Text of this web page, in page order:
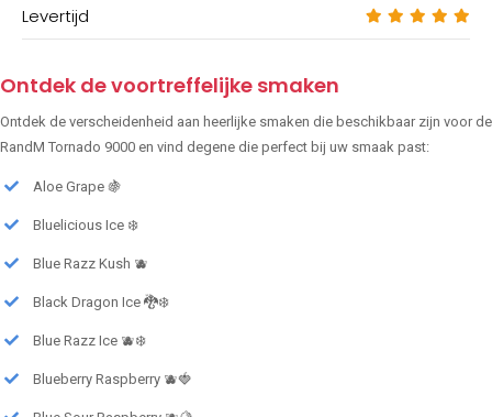
Levertijd
Ontdek de voortreffelijke smaken
Ontdek de verscheidenheid aan heerlijke smaken die beschikbaar zijn voor de
RandM Tornado 9000 en vind degene die perfect bij uw smaak past:
Aloe Grape 🍇
Bluelicious Ice ❄️
Blue Razz Kush 🫐
Black Dragon Ice 🐉❄️
Blue Razz Ice 🫐❄️
Blueberry Raspberry 🫐🍓